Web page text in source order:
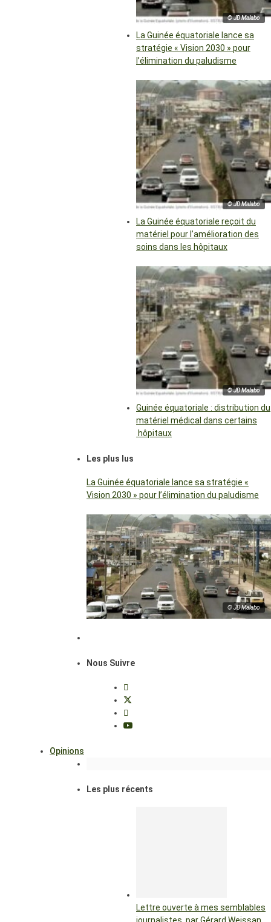
© JD Malabo
La Guinée équatoriale lance sa
stratégie « Vision 2030 » pour
l’élimination du paludisme
© JD Malabo
La Guinée équatoriale reçoit du
matériel pour l’amélioration des
soins dans les hôpitaux
© JD Malabo
Guinée équatoriale : distribution du
matériel médical dans certains
hôpitaux
Les plus lus
La Guinée équatoriale lance sa stratégie «
Vision 2030 » pour l’élimination du paludisme
© JD Malabo
Nous Suivre
Opinions
Les plus récents
Lettre ouverte à mes semblables